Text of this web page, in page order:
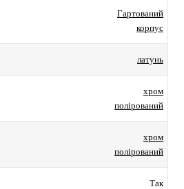
Гартований
корпус
латунь
хром
полірований
хром
полірований
Так